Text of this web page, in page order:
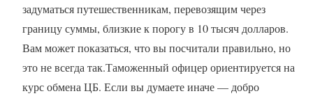
задуматься путешественникам, перевозящим через
границу суммы, близкие к порогу в 10 тысяч долларов.
Вам может показаться, что вы посчитали правильно, но
это не всегда так.Таможенный офицер ориентируется на
курс обмена ЦБ. Если вы думаете иначе — добро